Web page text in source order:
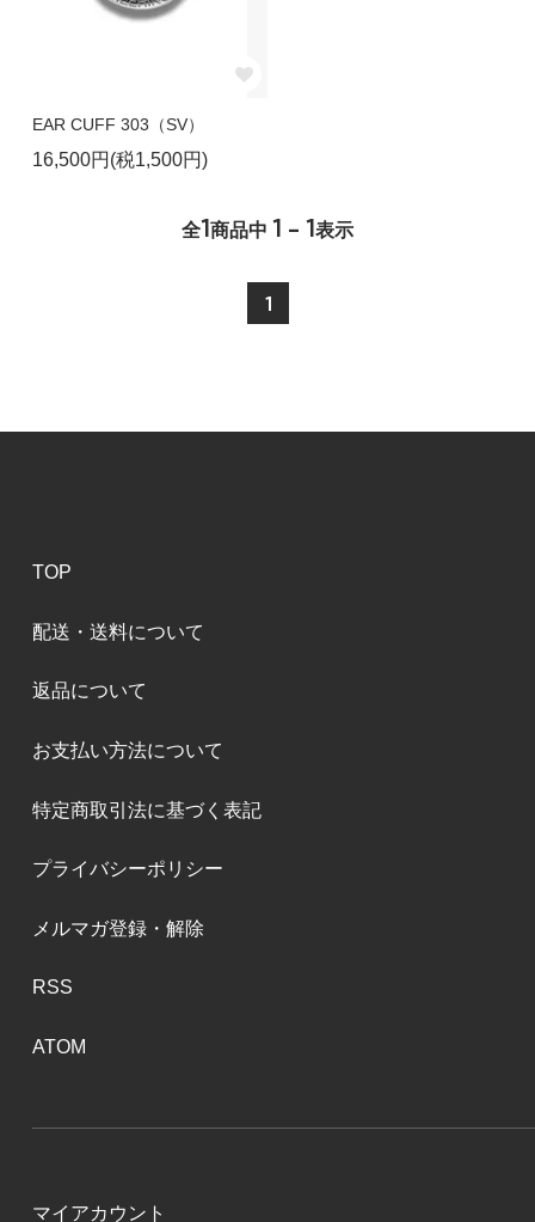
EAR CUFF 303（SV）
16,500円(税1,500円)
全1商品中 1 - 1表示
1
TOP
配送・送料について
返品について
お支払い方法について
特定商取引法に基づく表記
プライバシーポリシー
メルマガ登録・解除
RSS
ATOM
マイアカウント